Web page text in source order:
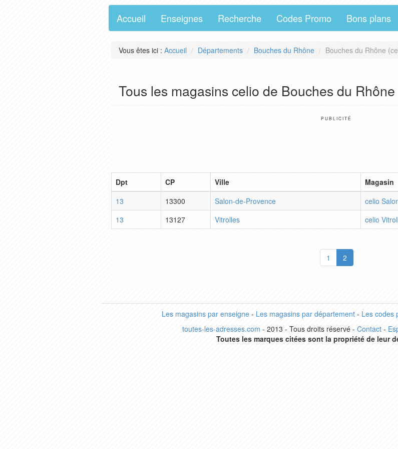
Accueil Enseignes Recherche Codes Promo Bons plans
Vous êtes ici : Accueil Départements Bouches du Rhône Bouches du Rhône
Tous les magasins celio de Bouches du Rhône
PUBLICITÉ
Dpt CP Ville
Magasin
13
13300 Salon-de-Provence
celio
13
13127 Vitrolles celio
1 2
Les magasins par enseigne- Les magasins par département- Les codes
toutes-les-adresses.com - 2013 - Tous droits réservé - Contact-
Toutes les marques citées sont la propriété de leur